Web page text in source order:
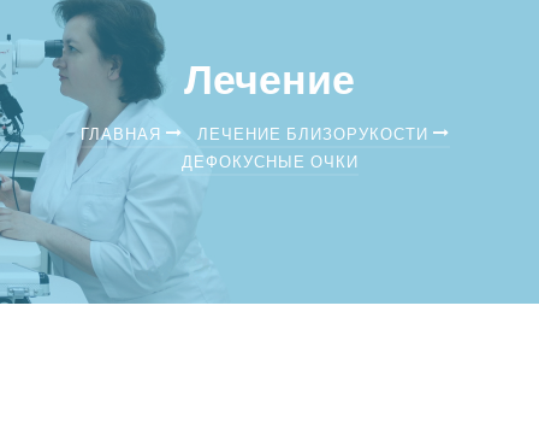
Лечение
ГЛАВНАЯ
ЛЕЧЕНИЕ БЛИЗОРУКОСТИ
ДЕФОКУСНЫЕ ОЧКИ